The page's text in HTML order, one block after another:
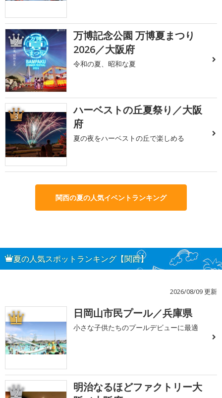
2
万博記念公園 万博夏まつり
2026／大阪府
令和の夏、昭和な夏
3
ハーベストの丘夏祭り／大阪
府
夏の夜をハーベストの丘で楽しめる
関西の夏の人気イベントランキング
夏の人気スポットランキング【関西】
2026/08/09 更新
1 日岡山市民プール／兵庫県
小さな子供たちのプールデビューに最適
2
明治なるほどファクトリー大